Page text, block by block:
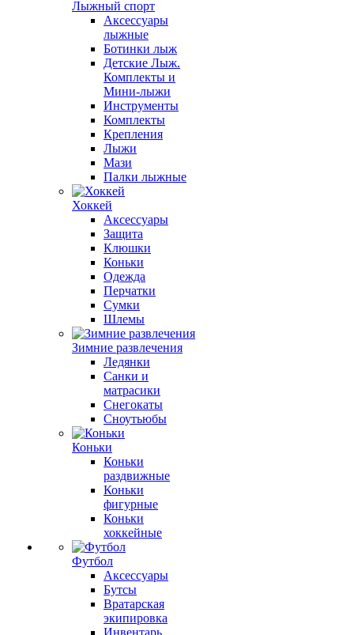
Лыжный спорт
Аксессуары
лыжные
Ботинки лыж
Детские Лыж.
Комплекты и
Мини-лыжи
Инструменты
Комплекты
Крепления
Лыжи
Мази
Палки лыжные
Хоккей
Аксессуары
Защита
Клюшки
Коньки
Одежда
Перчатки
Сумки
Шлемы
Зимние развлечения
Ледянки
Санки и
матрасики
Снегокаты
Сноутьюбы
Коньки
Коньки
раздвижные
Коньки
фигурные
Коньки
хоккейные
Футбол
Аксессуары
Бутсы
Вратарская
экипировка
Инвентарь